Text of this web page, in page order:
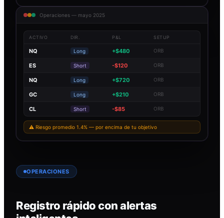
Operaciones — mayo 2025
ACTIVO DIR. P&L SETUP
NQ Long +$480 ORB
ES Short -$120 ORB
NQ Long +$720 ORB
GC Long +$210 ORB
CL Short -$85 ORB
⚠ Riesgo promedio 1.4% — por encima de tu objetivo
OPERACIONES
Registro rápido con alertas